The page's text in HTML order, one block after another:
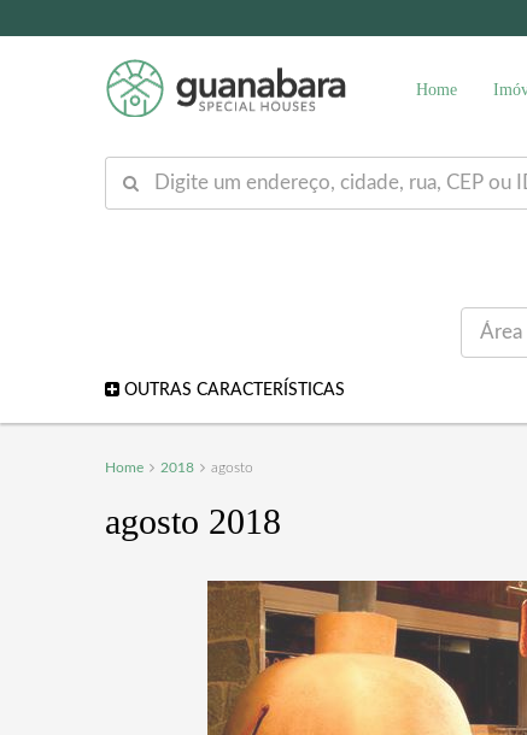
Home
OUTRAS CARACTERÍSTICAS
Home 2018 agosto
agosto 2018